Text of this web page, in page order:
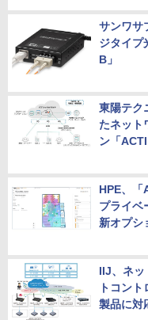
サンワサ
ジタイプ
B」
東陽テク
たネット
ン「
HPE、
プライベ
新オプシ
IIJ、ネッ
トコン
製品に対